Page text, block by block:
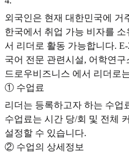
외국인은 현재 대한민국에 거
한국에서 취업 가능 비자를
서 리더로 활동 가능합니다.
국어 전문 관련시설, 어학연
드로우비즈니스 에서 리더로
① 수업료
리더는 등록하고자 하는 수업
수업료는 시간 당/회 및 전체
설정할 수 있습니다.
② 수업의 상세정보